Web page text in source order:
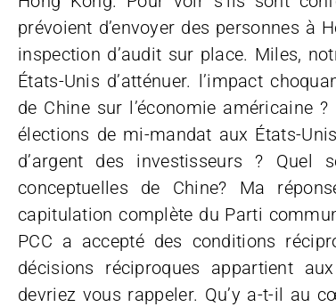
prévoient d’envoyer des personnes à
inspection d’audit sur place. Miles,
États-Unis d’atténuer. l’impact
de Chine sur l’économie américaine
élections de mi-mandat aux États-
d’argent des investisseurs ? Quel
conceptuelles de Chine? Ma
capitulation complète du Parti
PCC a accepté des conditions
décisions réciproques appartient
devriez vous rappeler. Qu’y a-t-il au